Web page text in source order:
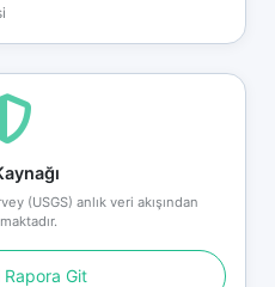
(USGS) anlık veri akışından
Rapora Git